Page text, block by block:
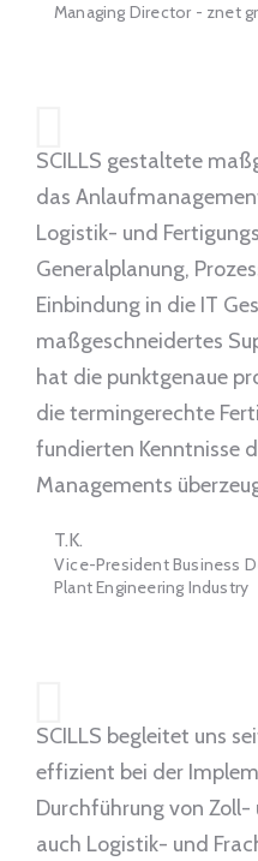
Managing Director - znet
SCILLS gestaltete
das
Logistik- und
Generalplanung,
Einbindung in die IT
maßgeschneidertes
hat die punktgenaue
die termingerechte
fundierten Kenntnisse
Managements
T.K.
Vice-President Business
Plant Engineering Industry
SCILLS begleitet uns
effizient bei der
Durchführung von
auch Logistik- und